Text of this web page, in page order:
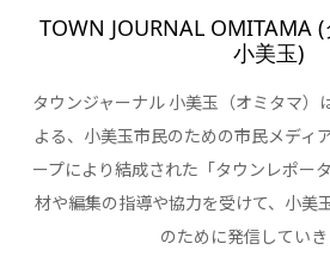
TOWN JOURNAL OMITAMA
小美玉)
タウンジャーナル 小美玉（オミタマ）
よる、小美玉市民のための市民メディ
ープにより結成された「タウンレポー
材や編集の指導や協力を受けて、小美
のために発信していき